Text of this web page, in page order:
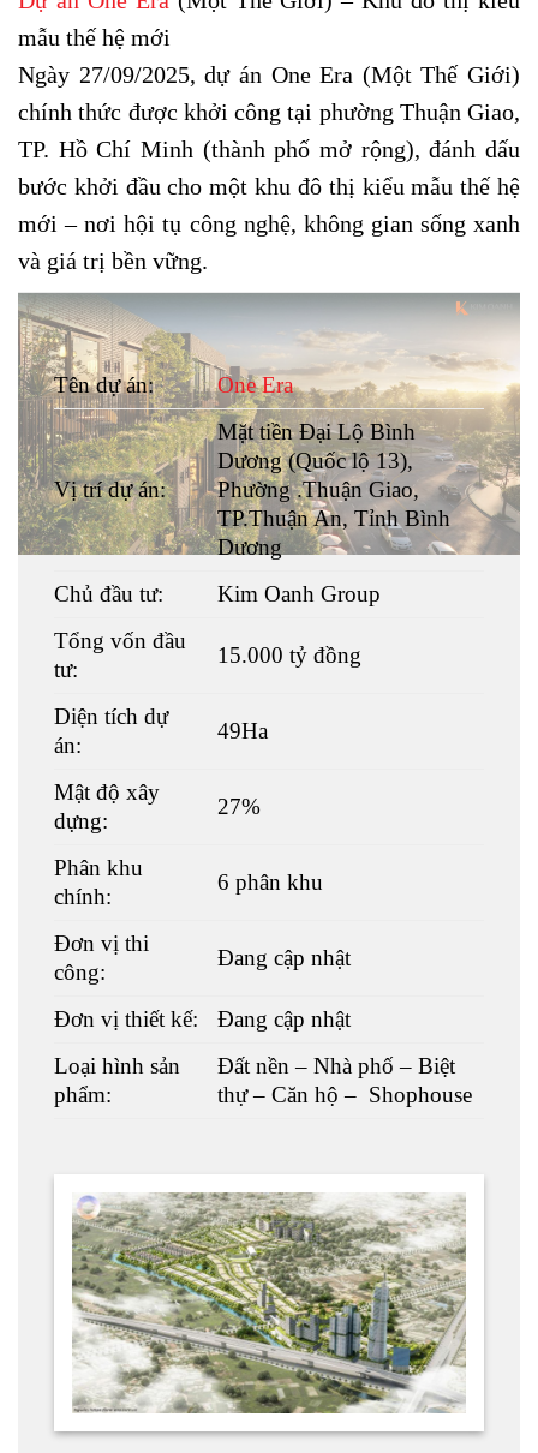
mẫu thế hệ mới
Ngày 27/09/2025, dự án One Era (Một Thế Giới)
chính thức được khởi công tại phường Thuận Giao,
TP. Hồ Chí Minh (thành phố mở rộng), đánh dấu
bước khởi đầu cho một khu đô thị kiểu mẫu thế hệ
mới – nơi hội tụ công nghệ, không gian sống xanh
và giá trị bền vững.
Tên dự án: One Era
Vị trí dự án:
Mặt tiền Đại Lộ Bình
Dương (Quốc lộ 13),
Phường .Thuận Giao,
TP.Thuận An, Tỉnh Bình
Dương
Chủ đầu tư:
Kim Oanh Group
Tổng vốn đầu
tư:
15.000 tỷ đồng
Diện tích dự
án:
49Ha
Mật độ xây
dựng:
27%
Phân khu
chính:
6 phân khu
Đơn vị thi
công:
Đang cập nhật
Đơn vị thiết kế:
Đang cập nhật
Loại hình sản
phẩm:
Đất nền – Nhà phố – Biệt
thự – Căn hộ – Shophouse